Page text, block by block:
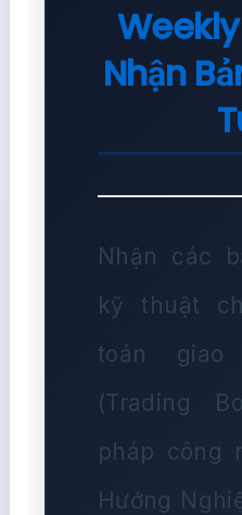
Nhận
Nhận các
kỹ thuật
toán
(Trading
pháp công
Hướng